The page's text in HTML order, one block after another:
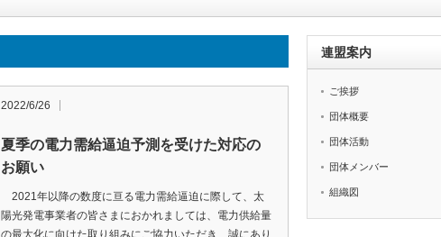
2022/6/26
夏季の電力需給逼迫予測を受けた対応の
お願い
2021年以降の数度に亘る電力需給逼迫に際して、太
陽光発電事業者の皆さまにおかれましては、電力供給量
の最大化に向けた取り組みにご協力いただき、誠にあり
連盟案内
ご挨拶
団体概要
団体活動
団体メンバー
組織図